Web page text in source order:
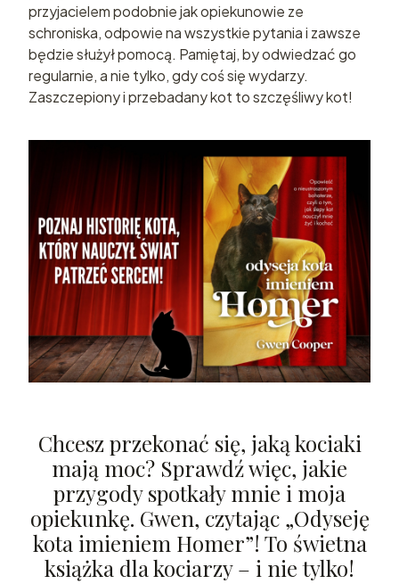
przyjacielem podobnie jak opiekunowie ze
schroniska, odpowie na wszystkie pytania i zawsze
będzie służył pomocą. Pamiętaj, by odwiedzać go
regularnie, a nie tylko, gdy coś się wydarzy.
Zaszczepiony i przebadany kot to szczęśliwy kot!
Chcesz przekonać się, jaką kociaki
mają moc? Sprawdź więc, jakie
przygody spotkały mnie i moja
opiekunkę. Gwen, czytając „Odyseję
kota imieniem Homer”! To świetna
książka dla kociarzy – i nie tylko!